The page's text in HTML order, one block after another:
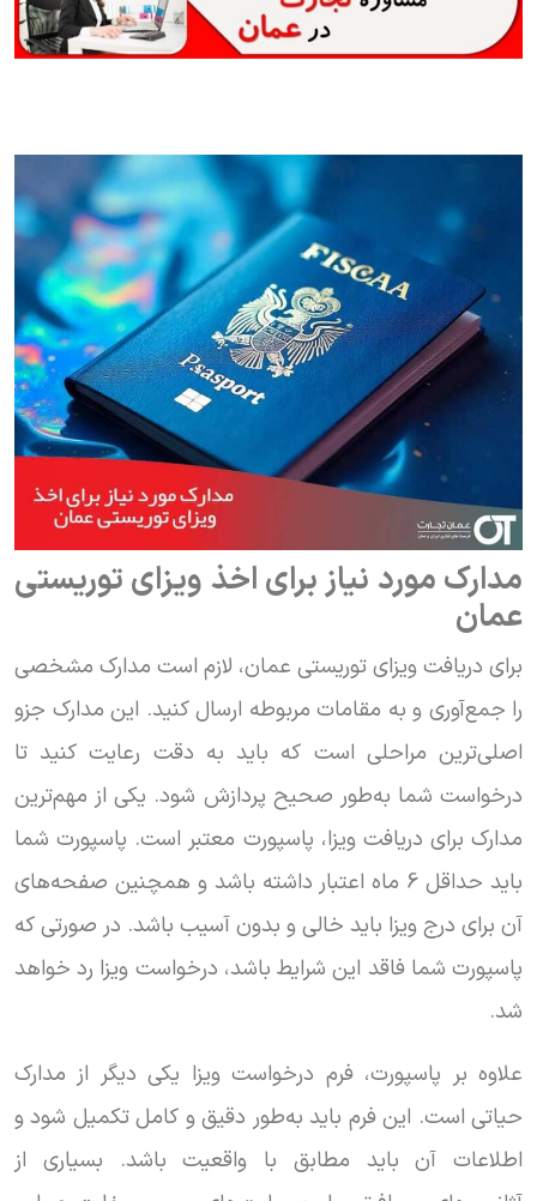
مدارک مورد نیاز برای اخذ ویزای توریستی
عمان
برای دریافت ویزای توریستی عمان، لازم است مدارک مشخصی
را جمع‌آوری و به مقامات مربوطه ارسال کنید. این مدارک جزو
اصلی‌ترین مراحلی است که باید به دقت رعایت کنید تا
درخواست شما به‌طور صحیح پردازش شود. یکی از مهم‌ترین
مدارک برای دریافت ویزا، پاسپورت معتبر است. پاسپورت شما
باید حداقل 6 ماه اعتبار داشته باشد و همچنین صفحه‌های
آن برای درج ویزا باید خالی و بدون آسیب باشد. در صورتی که
پاسپورت شما فاقد این شرایط باشد، درخواست ویزا رد خواهد
شد.
علاوه بر پاسپورت، فرم درخواست ویزا یکی دیگر از مدارک
حیاتی است. این فرم باید به‌طور دقیق و کامل تکمیل شود و
اطلاعات آن باید مطابق با واقعیت باشد. بسیاری از